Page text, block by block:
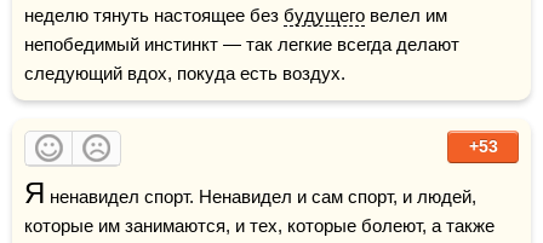
неделю тянуть настоящее без будущего велел им
непобедимый инстинкт — так легкие всегда делают
следующий вдох, покуда есть воздух.
+53
Я ненавидел спорт. Ненавидел и сам спорт, и людей,
которые им занимаются, и тех, которые болеют, а также